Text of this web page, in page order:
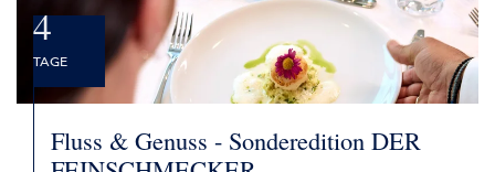
4
TAGE
Fluss & Genuss - Sonderedition DER